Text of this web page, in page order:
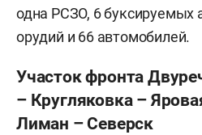
одна РСЗО, 6 буксируемых
орудий и 66 автомобилей.
Участок фронта
– Кругляковка –
Лиман – Северск